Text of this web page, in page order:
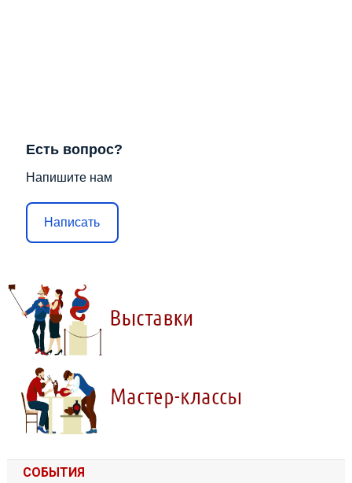
Есть вопрос?
Напишите нам
Написать
СОБЫТИЯ